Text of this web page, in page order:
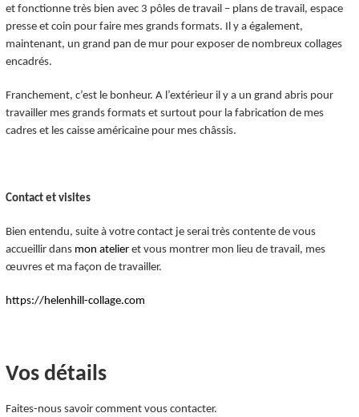
et fonctionne très bien avec 3 pôles de travail – plans de travail, espace
presse et coin pour faire mes grands formats. Il y a également,
maintenant, un grand pan de mur pour exposer de nombreux collages
encadrés.
Franchement, c’est le bonheur. A l’extérieur il y a un grand abris pour
travailler mes grands formats et surtout pour la fabrication de mes
cadres et les caisse américaine pour mes châssis.
Contact et visites
Bien entendu, suite à votre contact je serai très contente de vous
accueillir dansmon atelieret vous montrer mon lieu de travail, mes
œuvres et ma façon de travailler.
https://helenhill-collage.com
Vos détails
Faites-nous savoir comment vous contacter.